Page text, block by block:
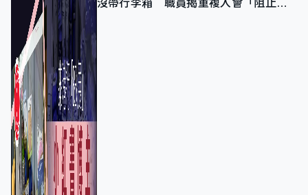
沒帶行李箱 職員揭重複入會「阻止唔